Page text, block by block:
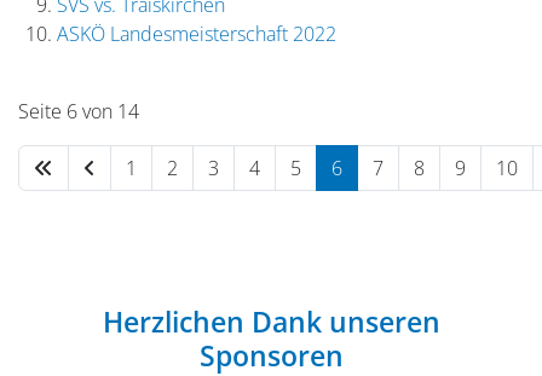
ASKÖ Landesmeisterschaft 2022
Seite 6 von 14
1 2 3 4 5 6 7 8 9 10
Herzlichen Dank unseren
Sponsoren